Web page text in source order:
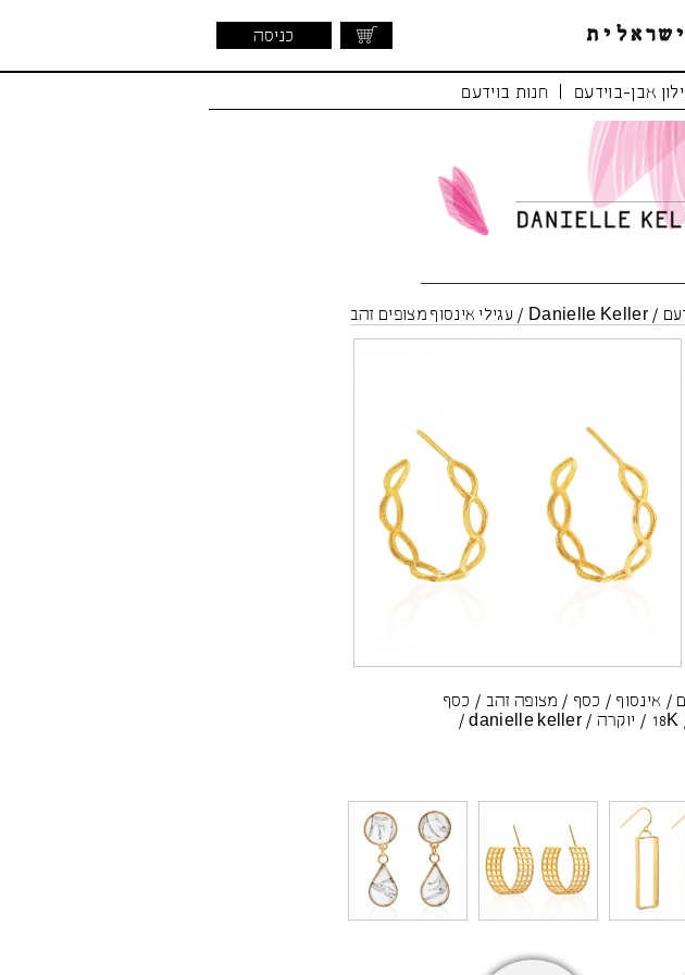
כניסה
אבן-בוידעם חנות בוידעם
/
Danielle Keller
/ עגילי אינסוף מצופים זהב
/ אינסוף / כסף / מצופה זהב / כסף
18K
/ יוקרה/
danielle keller
/